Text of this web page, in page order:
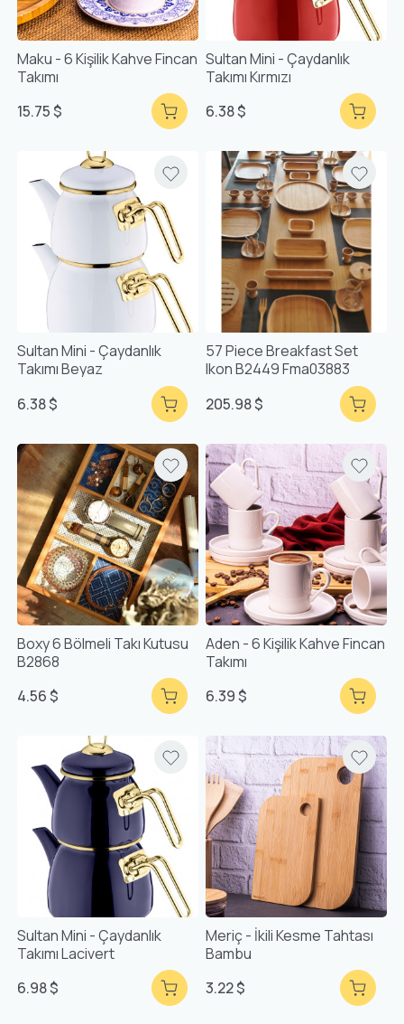
Maku - 6 Kişilik Kahve Fincan
Takımı
15.75 $
Sultan Mini - Çaydanlık
Takımı Kırmızı
6.38 $
Sultan Mini - Çaydanlık
Takımı Beyaz
6.38 $
57 Piece Breakfast Set
Ikon B2449 Fma03883
205.98 $
Boxy 6 Bölmeli Takı Kutusu
B2868
4.56 $
Aden - 6 Kişilik Kahve Fincan
Takımı
6.39 $
Sultan Mini - Çaydanlık
Takımı Lacivert
6.98 $
Meriç - İkili Kesme Tahtası
Bambu
3.22 $